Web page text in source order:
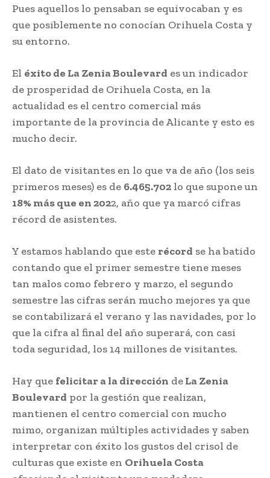
Pues aquellos lo pensaban se equivocaban y es
que posiblemente no conocían Orihuela Costa y
su entorno.
El éxito de La Zenia Boulevard es un indicador
de prosperidad de Orihuela Costa, en la
actualidad es el centro comercial más
importante de la provincia de Alicante y esto es
mucho decir.
El dato de visitantes en lo que va de año (los seis
primeros meses) es de 6.465.702 lo que supone un
18% más que en 2022, año que ya marcó cifras
récord de asistentes.
Y estamos hablando que este récord se ha batido
contando que el primer semestre tiene meses
tan malos como febrero y marzo, el segundo
semestre las cifras serán mucho mejores ya que
se contabilizará el verano y las navidades, por lo
que la cifra al final del año superará, con casi
toda seguridad, los 14 millones de visitantes.
Hay que felicitar a la dirección deLa Zenia
Boulevard por la gestión que realizan,
mantienen el centro comercial con mucho
mimo, organizan múltiples actividades y saben
interpretar con éxito los gustos del crisol de
culturas que existe en Orihuela Costa